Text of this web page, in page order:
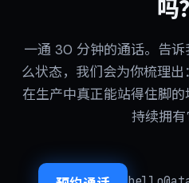
吗？
一通 30 分钟的通话。告
么状态，我们会为你梳理
在生产中真正能站得住脚
持续拥有